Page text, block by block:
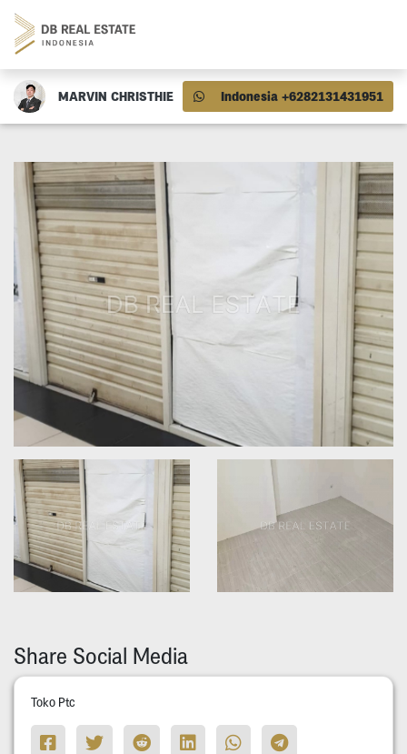
MARVIN CHRISTHIE Indonesia +6282131431951
Share Social Media
Toko Ptc